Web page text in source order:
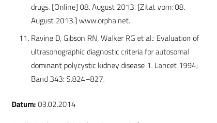
drugs. [Online] 08. August 2013. [Zitat vom: 08.
August 2013.] www.orpha.net.
Ravine D, Gibson RN, Walker RG et al.: Evaluation of
ultrasonographic diagnostic criteria for autosomal
dominant polycystic kidney disease 1. Lancet 1994;
Band 343: S.824–827.
Datum:03.02.2014